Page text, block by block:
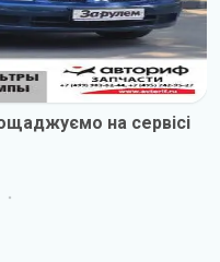
на сервісі